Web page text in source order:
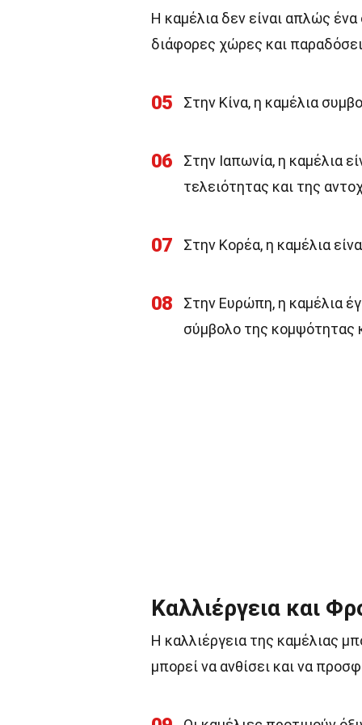
Η καμέλια δεν είναι απλώς
διάφορες χώρες και
05 Στην Κίνα, η καμέλια
06
Στην Ιαπωνία, η καμέλια
τελειότητας και της
07 Στην Κορέα, η καμέλια
08
Στην Ευρώπη, η καμέλια
σύμβολο της κομψότητας
Καλλιέργεια και
Η καλλιέργεια της καμέλιας
μπορεί να ανθίσει και να